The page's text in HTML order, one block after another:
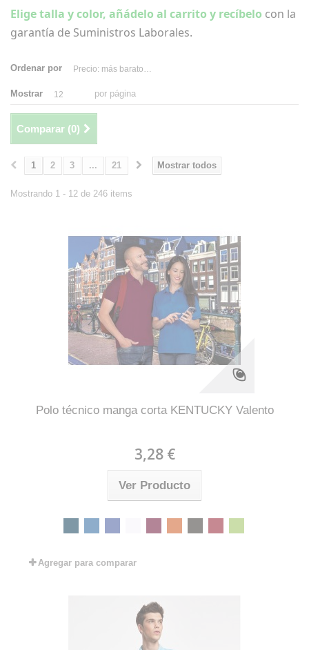
Elige talla y color, añádelo al carrito y recíbelo con la
garantía de Suministros Laborales.
Ordenar por Precio: más baratos primero
Mostrar 12 por página
Comparar (0)
Mostrar todos
1 2 3 ... 21
Mostrando 1 - 12 de 246 items
Polo técnico manga corta KENTUCKY Valento
3,28 €
Ver Producto
Agregar para comparar